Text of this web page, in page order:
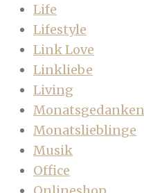
Life
Lifestyle
Link Love
Linkliebe
Living
Monatsgedanken
Monatslieblinge
Musik
Office